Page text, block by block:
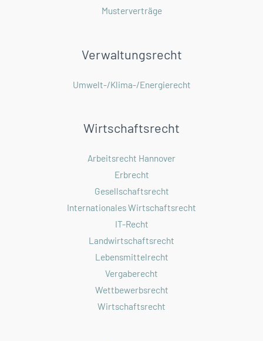
Musterverträge
Verwaltungsrecht
Umwelt-/Klima-/Energierecht
Wirtschaftsrecht
Arbeitsrecht Hannover
Erbrecht
Gesellschaftsrecht
Internationales Wirtschaftsrecht
IT-Recht
Landwirtschaftsrecht
Lebensmittelrecht
Vergaberecht
Wettbewerbsrecht
Wirtschaftsrecht